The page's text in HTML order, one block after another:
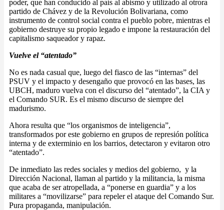
poder, que han conducido al país al abismo y utilizado al otrora
partido de Chávez y de la Revolución Bolivariana, como
instrumento de control social contra el pueblo pobre, mientras el
gobierno destruye su propio legado e impone la restauración del
capitalismo saqueador y rapaz.
Vuelve el “atentado”
No es nada casual que, luego del fiasco de las “internas” del
PSUV y el impacto y desengaño que provocó en las bases, las
UBCH, maduro vuelva con el discurso del “atentado”, la CIA y
el Comando SUR. Es el mismo discurso de siempre del
madurismo.
Ahora resulta que “los organismos de inteligencia”,
transformados por este gobierno en grupos de represión política
interna y de exterminio en los barrios, detectaron y evitaron otro
“atentado”.
De inmediato las redes sociales y medios del gobierno, y la
Dirección Nacional, llaman al partido y la militancia, la misma
que acaba de ser atropellada, a “ponerse en guardia” y a los
militares a “movilizarse” para repeler el ataque del Comando Sur.
Pura propaganda, manipulación.